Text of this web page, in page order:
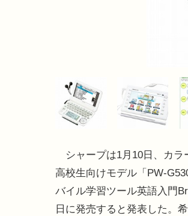
シャープは1月10日、カラ
高校生向けモデル「PW-
バイル学習ツール英語入門
日に発売すると発表した。